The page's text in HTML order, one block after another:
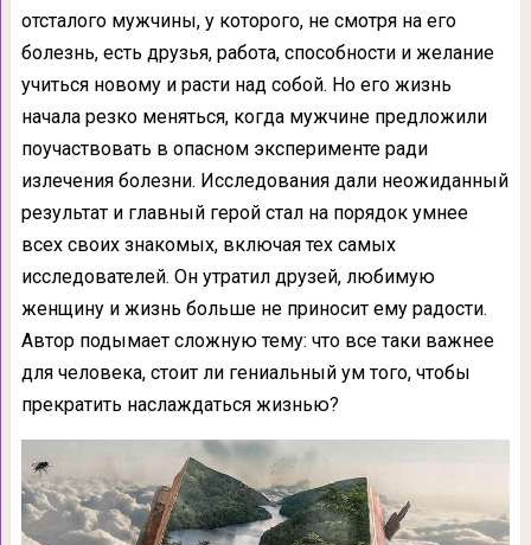
отсталого мужчины, у которого, не смотря на его
болезнь, есть друзья, работа, способности и желание
учиться новому и расти над собой. Но его жизнь
начала резко меняться, когда мужчине предложили
поучаствовать в опасном эксперименте ради
излечения болезни. Исследования дали неожиданный
результат и главный герой стал на порядок умнее
всех своих знакомых, включая тех самых
исследователей. Он утратил друзей, любимую
женщину и жизнь больше не приносит ему радости.
Автор подымает сложную тему: что все таки важнее
для человека, стоит ли гениальный ум того, чтобы
прекратить наслаждаться жизнью?